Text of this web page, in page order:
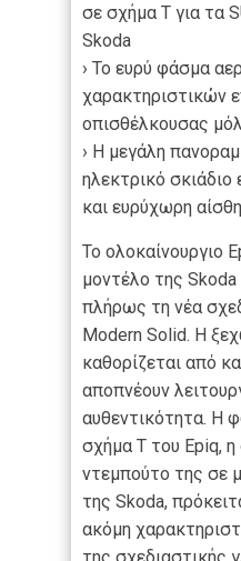
σε σχήμα Τ για τα
Skoda
› Το ευρύ φάσμα
χαρακτηριστικών
οπισθέλκουσας
› Η μεγάλη
ηλεκτρικό σκιάδιο
και ευρύχωρη
Το ολοκαίνουργιο
μοντέλο της
πλήρως τη νέα
Modern Solid. Η
καθορίζεται από
αποπνέουν
αυθεντικότητα. Η
σχήμα Τ του Epiq, η
ντεμπούτο της σε
της Skoda,
ακόμη